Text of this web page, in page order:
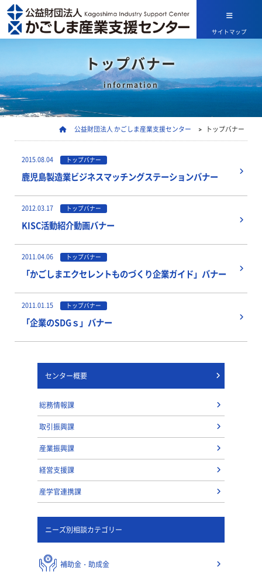
サイトマップ
トップバナー
information
公益財団法人 かごしま産業支援センター > トップバナー
2015.08.04 トップバナー
鹿児島製造業ビジネスマッチングステーションバナー
2012.03.17 トップバナー
KISC活動紹介動画バナー
2011.04.06 トップバナー
「かごしまエクセレントものづくり企業ガイド」バナー
2011.01.15 トップバナー
「企業のSDGｓ」バナー
センター概要
総務情報課
取引振興課
産業振興課
経営支援課
産学官連携課
ニーズ別相談カテゴリー
補助金・助成金